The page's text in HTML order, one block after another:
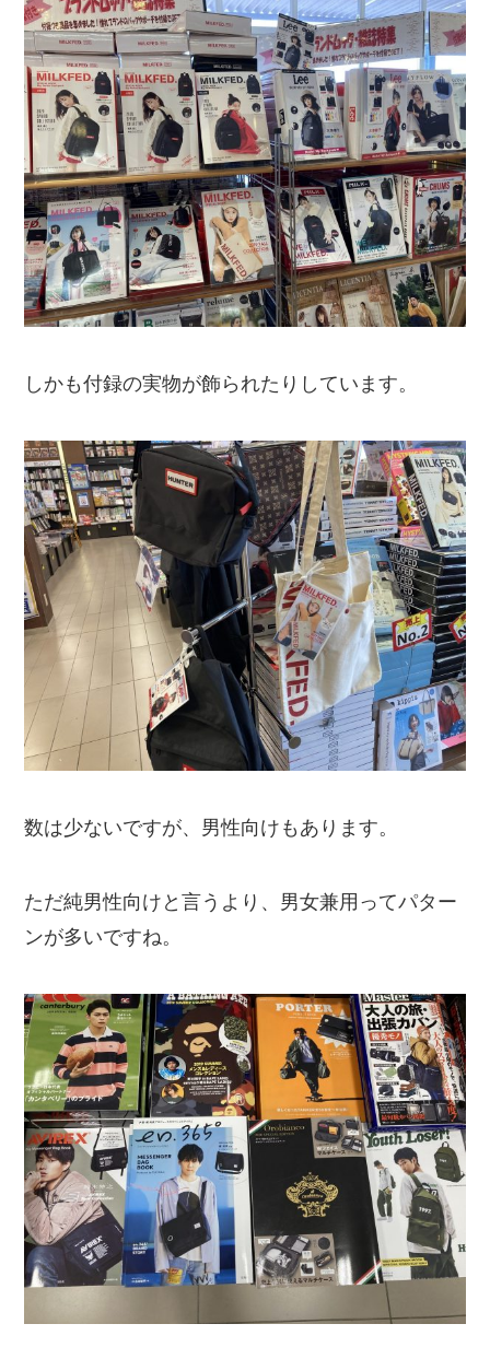
しかも付録の実物が飾られたりしています。
数は少ないですが、男性向けもあります。
ただ純男性向けと言うより、男女兼用ってパター
ンが多いですね。